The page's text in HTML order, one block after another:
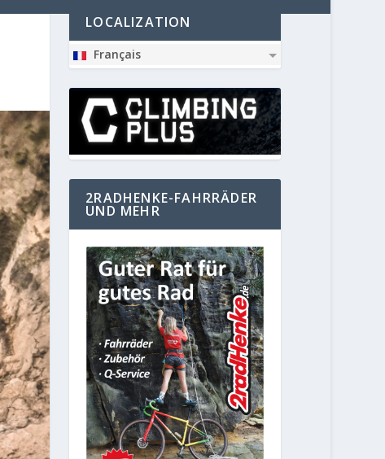
LOCALIZATION
Français
2RADHENKE-FAHRRÄDER
UND MEHR